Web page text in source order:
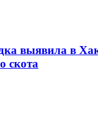
выявила в
скота